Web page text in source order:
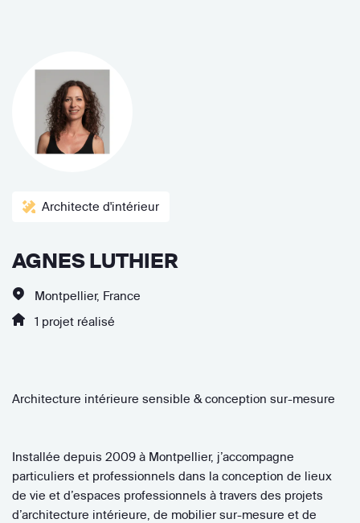
Architecte d'intérieur
AGNES LUTHIER
Montpellier, France
1 projet réalisé
Architecture intérieure sensible & conception sur-mesure
Installée depuis 2009 à Montpellier, j’accompagne
particuliers et professionnels dans la conception de lieux
de vie et d’espaces professionnels à travers des projets
d’architecture intérieure, de mobilier sur-mesure et de